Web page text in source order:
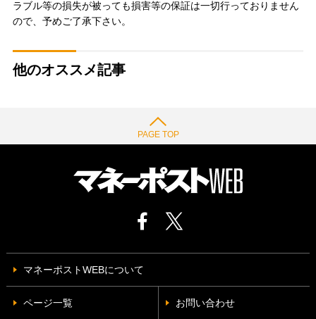
ラブル等の損失が被っても損害等の保証は一切行っておりません
ので、予めご了承下さい。
他のオススメ記事
PAGE TOP
マネーポストWEBについて
ページ一覧 お問い合わせ